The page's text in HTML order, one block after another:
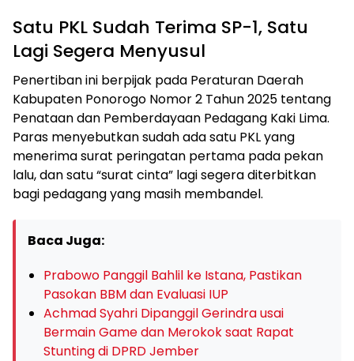
Satu PKL Sudah Terima SP-1, Satu
Lagi Segera Menyusul
Penertiban ini berpijak pada Peraturan Daerah
Kabupaten Ponorogo Nomor 2 Tahun 2025 tentang
Penataan dan Pemberdayaan Pedagang Kaki Lima.
Paras menyebutkan sudah ada satu PKL yang
menerima surat peringatan pertama pada pekan
lalu, dan satu “surat cinta” lagi segera diterbitkan
bagi pedagang yang masih membandel.
Baca Juga:
Prabowo Panggil Bahlil ke Istana, Pastikan
Pasokan BBM dan Evaluasi IUP
Achmad Syahri Dipanggil Gerindra usai
Bermain Game dan Merokok saat Rapat
Stunting di DPRD Jember